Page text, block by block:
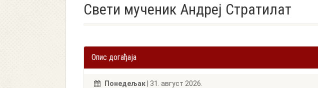
Свети мученик Андреј Стратилат
Опис догађаја
Понедељак | 31. август 2026.